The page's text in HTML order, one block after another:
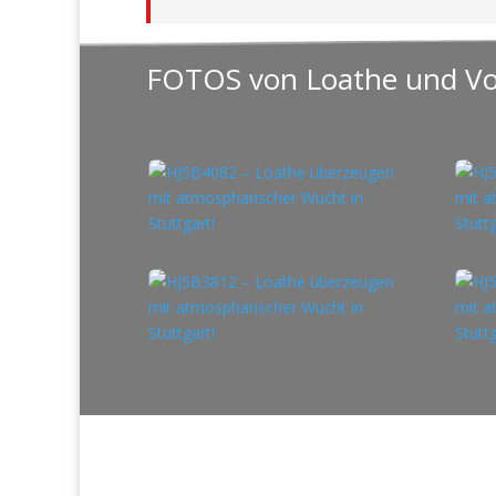
FOTOS von Loathe und